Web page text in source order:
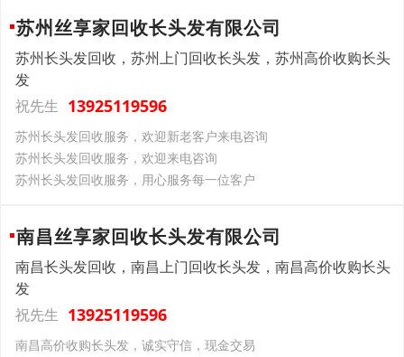
苏州丝享家回收长头发有限公司
苏州长头发回收，苏州上门回收长头发，苏州高价收购长头
发
祝先生 13925119596
苏州长头发回收服务，欢迎新老客户来电咨询
苏州长头发回收服务，欢迎来电咨询
苏州长头发回收服务，用心服务每一位客户
南昌丝享家回收长头发有限公司
南昌长头发回收，南昌上门回收长头发，南昌高价收购长头
发
祝先生 13925119596
南昌高价收购长头发，诚实守信，现金交易